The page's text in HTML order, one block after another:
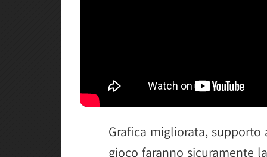
Grafica migliorata, supporto
gioco faranno sicuramente